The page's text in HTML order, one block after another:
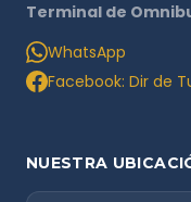
Terminal de
WhatsApp
Facebook: Dir de
NUESTRA